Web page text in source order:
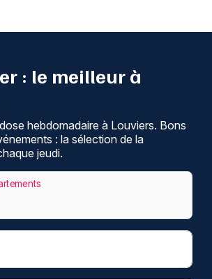
: le meilleur à
hebdomadaire à Louviers. Bons
: la sélection de la
jeudi.